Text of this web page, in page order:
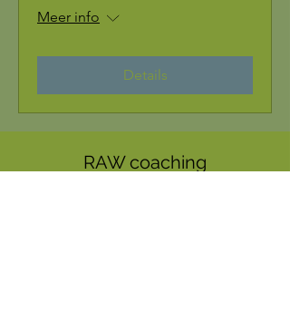
Meer info
Details
RAW coaching